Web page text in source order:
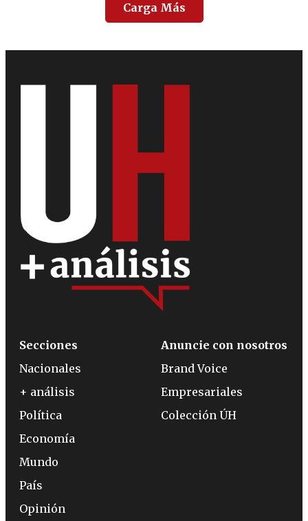
Carga Más
Secciones
Nacionales
+ análisis
Política
Economía
Mundo
País
Opinión
Anuncie con nosotros
Brand Voice
Empresariales
Colección ÚH